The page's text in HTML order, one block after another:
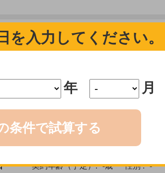
を入力してください。
年 月
条件で試算する
み」からお進みください。
新規申込みの受付停止について
く表示されない場合があります。
契約年齢（予定）: -歳 性別 : -